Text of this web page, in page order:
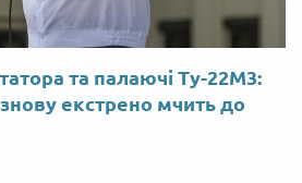
та палаючі Ту-22М3:
екстрено мчить до